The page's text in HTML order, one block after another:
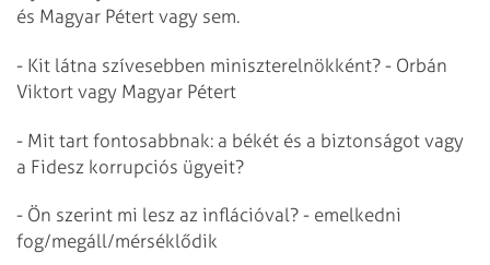
és Magyar Pétert vagy sem.
- Kit látna szívesebben miniszterelnökként? - Orbán
Viktort vagy Magyar Pétert
- Mit tart fontosabbnak: a békét és a biztonságot vagy
a Fidesz korrupciós ügyeit?
- Ön szerint mi lesz az inflációval? - emelkedni
fog/megáll/mérséklődik